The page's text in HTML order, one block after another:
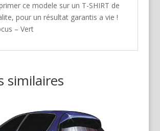
ce modele sur un T-SHIRT de
pour un résultat garantis a vie !
– Vert
similaires